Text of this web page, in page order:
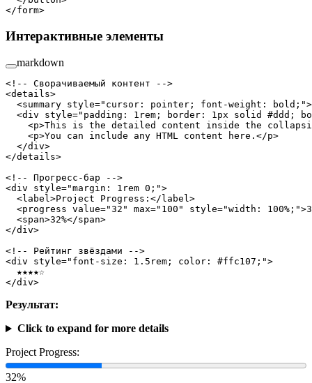
</form>
Интерактивные элементы
markdown
<!-- Сворачиваемый контент -->
<details>
  <
summary style="cursor: pointer; font-weight: bold;"
  <
div style="padding: 1rem; border: 1px solid #ddd;
    <
p>This is the detailed content inside the
    <
p>You can include any HTML content here.</p>
  </
div>
</details>
<!-- Прогресс-бар -->
<div style="margin: 1rem 0;">
  <
label>Project Progress:</ label>
  <
progress value="32" max="100" style="width: 100%;"
  <
span>32%</span>
</div>
<!-- Рейтинг звёздами -->
<div style="font-size: 1.5rem; color: #ffc107;">
  ★★★★☆
</div>
Результат:
Click to expand for more details
Project Progress:
32%